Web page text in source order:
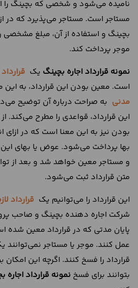
نامیده می‌شود و شخصی که بچینگ را
مستاجر است. مستاجر می‌پذیرد که در
بچینگ و استفاده از آن، مبلغ مشخصی
موجر پرداخت کند.
نمونه قرارداد اجاره بچینگ یک
است. معین بودن این قرارداد، به
مدنی به صراحت درباره آن توضیح
این قرارداد، قواعدی را مطرح
بودن نیز به این معنا است که در ازای
بها پرداخت می‌شود. عوض یا بهای این
و مستاجر معین خواهد شد و بعد از
متن قرارداد ثبت می‌شود.
این قرارداد را می‌توانیم یک قرارداد
شرکت اجاره دهنده بچینگ و صاحب
پایان مدتی که در قرارداد معین شده
عمل کنند. موجر یا مستاجر نمی‌توانند
قرارداد را فسخ کنند. اگرچه این
بتوانند برای فسخ نمونه قرارداد اجاره